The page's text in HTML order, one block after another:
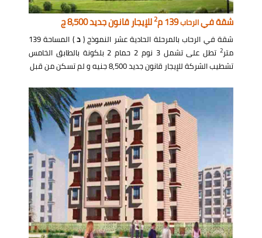
شقة فيالرحاب139 م 2للإيجار قانون جديد 8,500 ج
شقة في الرحاب بالمرحلة الحادية عشر النموذج (د
) المساحة 139
متر2
تطل على تشمل 3 نوم 2 حمام 2 بلكونة بالطابق الخامس
تشطيب الشركة للإيجار قانون جديد 8,500 جنيه و لم تسكن من قبل